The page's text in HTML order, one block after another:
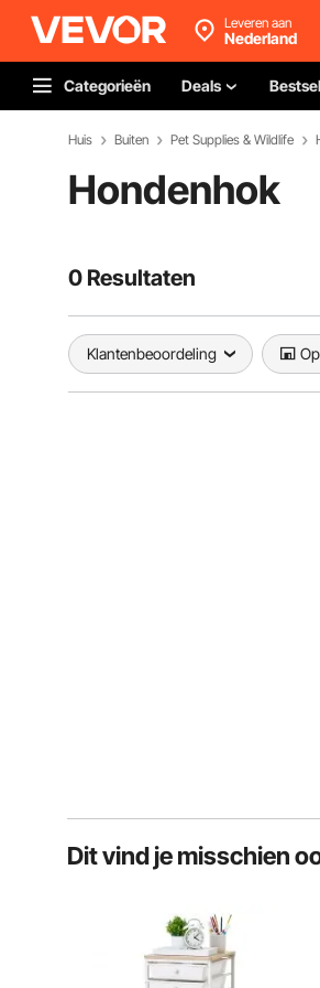
Leveren aan
Nederland
Categorieën Deals
Huis Buiten Pet Supplies & Wildlife
Hondenhok
0 Resultaten
Klantenbeoordeling
Dit vind je misschien